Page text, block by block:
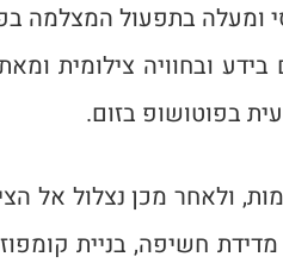
ומעלה בתפעול המצלמה
עשירים בידע ובחוויה
בפוטושופ בזום.
ולאחר מכן נצלול אל
חשיפה, בניית